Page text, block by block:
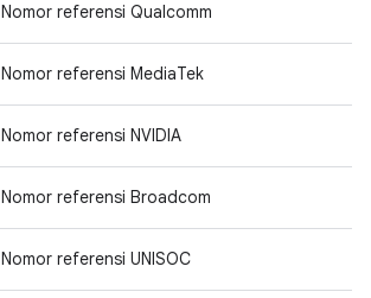
Nomor referensi Qualcomm
Nomor referensi MediaTek
Nomor referensi NVIDIA
Nomor referensi Broadcom
Nomor referensi UNISOC